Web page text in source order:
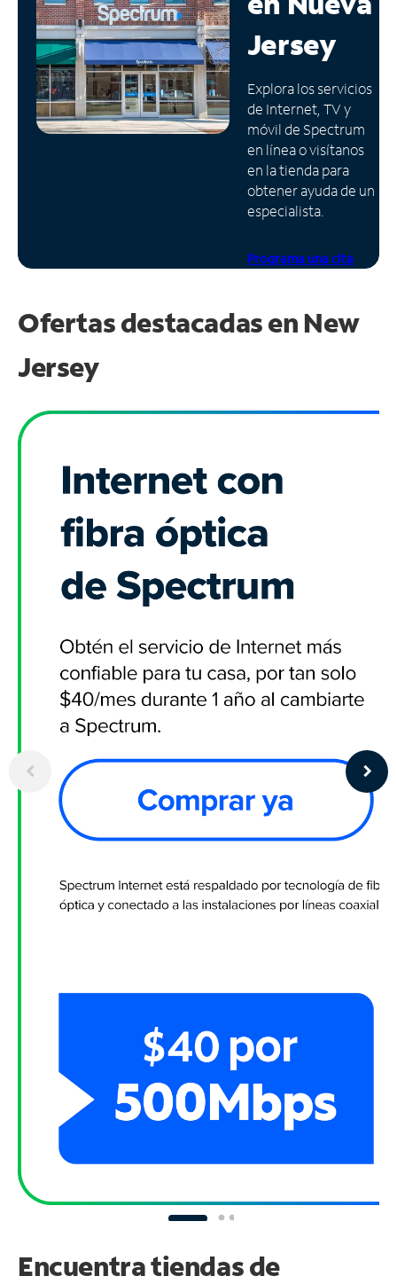
Administrar
cuenta
Encuentra
una
tienda
Jersey
Explora los servicios
de Internet, TV y
móvil de Spectrum
en línea o visítanos
en la tienda para
obtener ayuda de un
especialista.
Programa una cita
Ofertas destacadas en New
Jersey
Encuentra tiendas de